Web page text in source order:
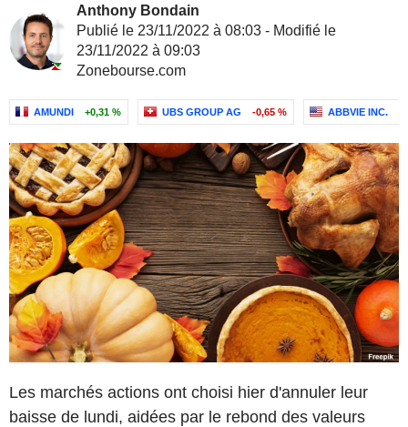
Anthony Bondain
Publié le 23/11/2022 à 08:03 - Modifié le
23/11/2022 à 09:03
Zonebourse.com
AMUNDI +0,31 % UBS GROUP AG -0,65 % ABBVIE INC.
Les marchés actions ont choisi hier d'annuler leur
baisse de lundi, aidées par le rebond des valeurs